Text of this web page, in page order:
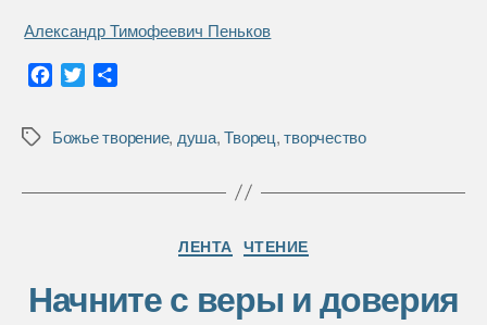
Александр Тимофеевич Пеньков
e
o
t
e
р
в
МеткиБожье творение, душа,Творец,творчество
Рубрики
ЛЕНТА ЧТЕНИЕ
Начните с веры и доверия